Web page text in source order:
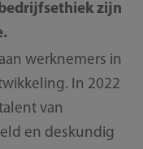
zijn
werknemers in
In 2022
van
en deskundig